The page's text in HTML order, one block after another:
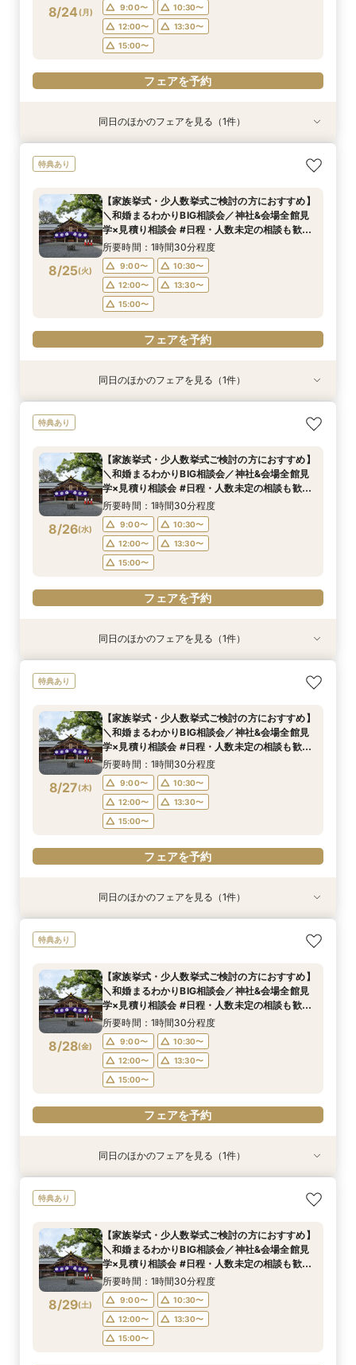
15:00〜
フェアを予約
8/24 (月) 9:00〜
10:30〜
12:00〜
13:30〜
15:00〜
フェアを予約
8/24(月)
＼マイナビ限定！和婚まるわかりBIG相談会／神
社&会場全館見学×見積り相談会#日程・人数未定
所要時間：1時間30分程度
9:00〜
10:30〜
12:00〜
13:30〜
15:00〜
フェアを予約
同日のほかのフェアを見る（1件）
特典あり
8/25(火)
【家族挙式・少人数挙式ご検討の方におすすめ】
＼和婚まるわかりBIG相談会／神社&会場全館見
学×見積り相談会 #日程・人数未定の相談も歓迎
◎
所要時間：1時間30分程度
9:00〜
10:30〜
12:00〜
13:30〜
15:00〜
フェアを予約
8/25(火)
＼マイナビ限定！和婚まるわかりBIG相談会／神
社&会場全館見学×見積り相談会#日程・人数未定
所要時間：1時間30分程度
9:00〜
10:30〜
12:00〜
13:30〜
15:00〜
フェアを予約
同日のほかのフェアを見る（1件）
特典あり
8/26(水)
【家族挙式・少人数挙式ご検討の方におすすめ】
＼和婚まるわかりBIG相談会／神社&会場全館見
学×見積り相談会 #日程・人数未定の相談も歓迎
◎
所要時間：1時間30分程度
9:00〜
10:30〜
12:00〜
13:30〜
15:00〜
フェアを予約
8/26(水)
＼マイナビ限定！和婚まるわかりBIG相談会／神
社&会場全館見学×見積り相談会#日程・人数未定
所要時間：1時間30分程度
9:00〜
10:30〜
12:00〜
13:30〜
15:00〜
フェアを予約
同日のほかのフェアを見る（1件）
特典あり
8/27(木)
【家族挙式・少人数挙式ご検討の方におすすめ】
＼和婚まるわかりBIG相談会／神社&会場全館見
学×見積り相談会 #日程・人数未定の相談も歓迎
◎
所要時間：1時間30分程度
9:00〜
10:30〜
12:00〜
13:30〜
15:00〜
フェアを予約
8/27(木)
＼マイナビ限定！和婚まるわかりBIG相談会／神
社&会場全館見学×見積り相談会#日程・人数未定
所要時間：1時間30分程度
9:00〜
10:30〜
12:00〜
13:30〜
15:00〜
フェアを予約
同日のほかのフェアを見る（1件）
特典あり
8/28(金)
【家族挙式・少人数挙式ご検討の方におすすめ】
＼和婚まるわかりBIG相談会／神社&会場全館見
学×見積り相談会 #日程・人数未定の相談も歓迎
◎
所要時間：1時間30分程度
9:00〜
10:30〜
12:00〜
13:30〜
15:00〜
フェアを予約
8/28(金)
＼マイナビ限定！和婚まるわかりBIG相談会／神
社&会場全館見学×見積り相談会#日程・人数未定
所要時間：1時間30分程度
9:00〜
10:30〜
12:00〜
13:30〜
15:00〜
フェアを予約
同日のほかのフェアを見る（1件）
特典あり
8/29(土)
【家族挙式・少人数挙式ご検討の方におすすめ】
＼和婚まるわかりBIG相談会／神社&会場全館見
学×見積り相談会 #日程・人数未定の相談も歓迎
◎
所要時間：1時間30分程度
9:00〜
10:30〜
12:00〜
13:30〜
15:00〜